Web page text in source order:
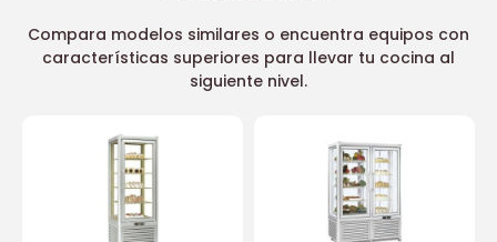
Compara modelos similares o encuentra equipos con
características superiores para llevar tu cocina al
siguiente nivel.